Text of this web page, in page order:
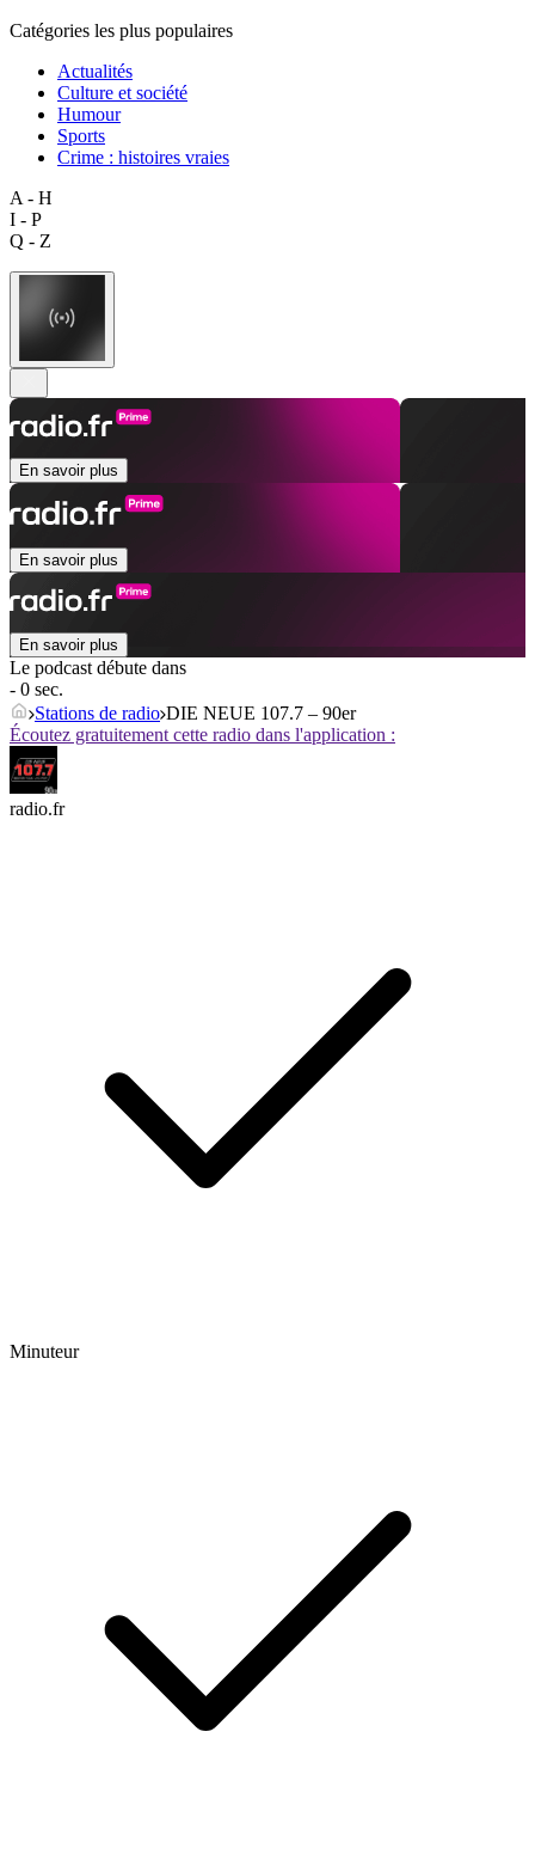
Catégories les plus populaires
Actualités
Culture et société
Humour
Sports
Crime : histoires vraies
A - H
I - P
Q - Z
En savoir plus
En savoir plus
En savoir plus
Le podcast débute dans
- 0 sec.
Stations de radio DIE NEUE 107.7 – 90er
Écoutez gratuitement cette radio dans l'application :
radio.fr
Minuteur